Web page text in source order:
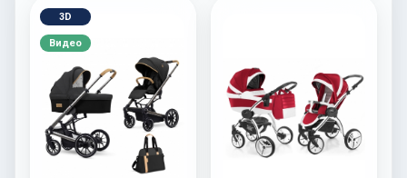
3D
Видео